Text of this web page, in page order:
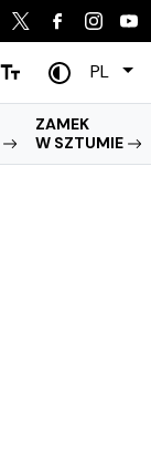
PL
ZAMEK
W SZTUMIE